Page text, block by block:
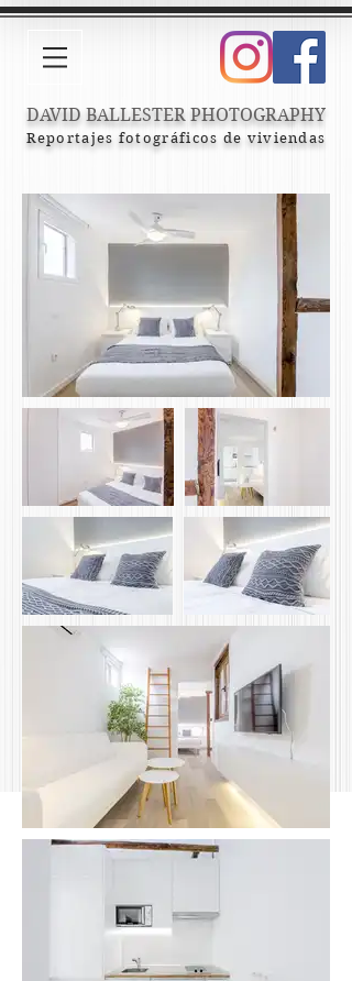
Reportajes fotográficos de viviendas
DAVID BALLESTER PHOTOGRAPHY